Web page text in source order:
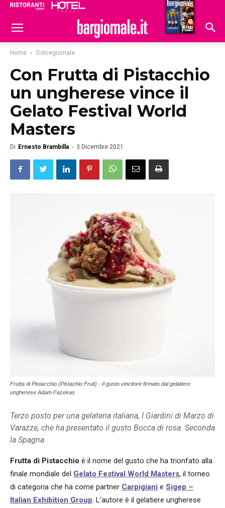
Hoteldomani
Home Dolcegiornale
Con Frutta di Pistacchio
un ungherese vince il
Gelato Festival World
Masters
Di Ernesto Brambilla - 3 Dicembre 2021
Frutta di Pistacchio (Pistachio Fruit) - Il gusto vincitore firmato dal gelatiere
ungherese Adam Fazekas
Terzo posto per una gelateria italiana, I Giardini di Marzo di
Varazze, che ha presentato il gusto Bocca di rosa. Seconda
la Spagna
Frutta di Pistacchio è il nome del gusto che ha trionfato alla
finale mondiale del Gelato Festival World Masters, il torneo
di categoria che ha come partner Carpigiani e Sigep –
Italian Exhibition Group. L'autore è il gelatiere ungherese